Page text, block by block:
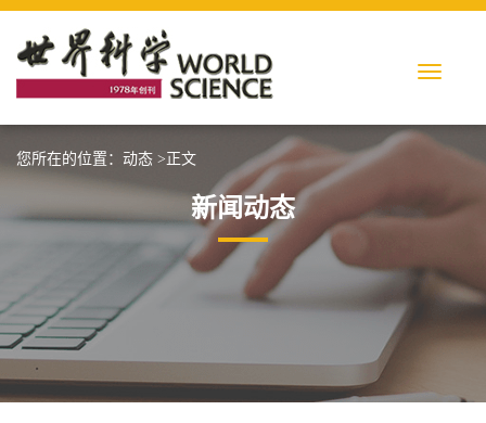
您所在的位置： 动态 >正文
新闻动态